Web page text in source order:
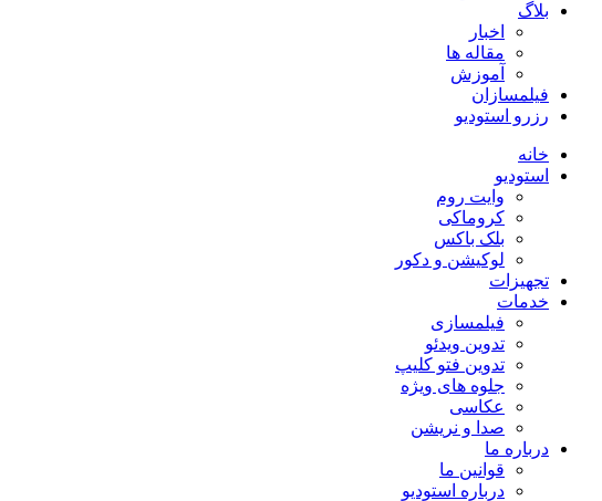
بلاگ
اخبار
مقاله ها
آموزش
فیلمسازان
رزرو استودیو
خانه
استودیو
وایت روم
کروماکی
بلک باکس
لوکیشن و دکور
تجهیزات
خدمات
فیلمسازی
تدوین ویدئو
تدوین فتو کلیپ
جلوه های ویژه
عکاسی
صدا و نریشن
درباره ما
قوانین ما
درباره استودیو